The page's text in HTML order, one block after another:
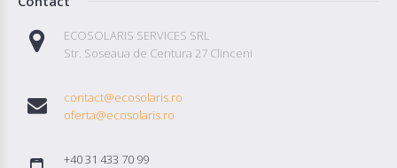
ECOSOLARIS SERVICES SRL
Str. Soseaua de Centura 27 Clinceni
contact@ecosolaris.ro
oferta@ecosolaris.ro
+40 31 433 70 99